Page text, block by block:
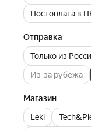
Постоплата в
Отправка
Только из
Из-за рубежа
Магазин
Leki